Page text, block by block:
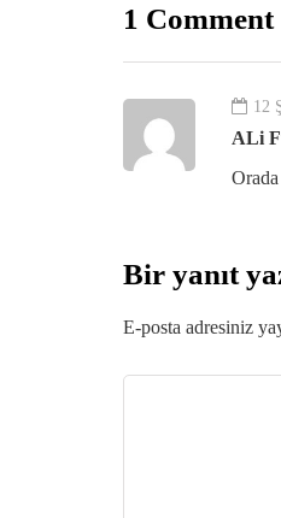
1 Comment
12
ALi
Bir yanıt
E-posta adresiniz